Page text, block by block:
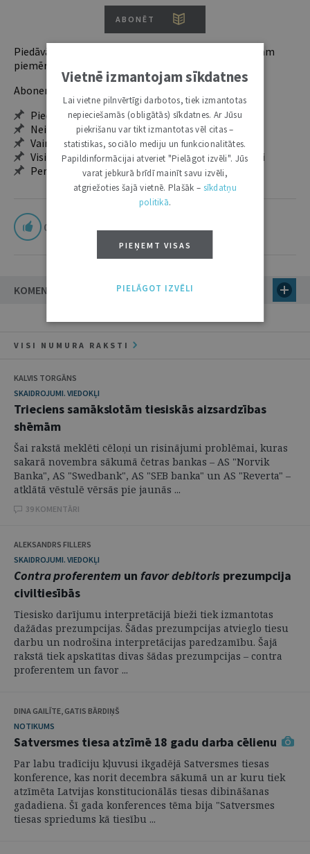
ABONĒT
Piedāvājam trīs abonementu veidus. Vienam lietotājam
piemērotākais ir "Mazais" (3, 6 un 12 mēnešiem).
Abonentu ieguvumi:
Pieeja jaunākajam izdevumam
Neierobežota pieeja arhīvam – 24 h/7 d.
Vairāk nekā 18 000 rakstu un 2000 autoru
Visi tematiskie numuri un ikgadējie grāmatžurnāli
Personalizētās iespējas – piezīmes, citāti, mapes
0
KOMENTĀRI
VISI NUMURA RAKSTI
KALVIS TORGĀNS
SKAIDROJUMI. VIEDOKĻI
Trieciens samākslotām tiesiskās aizsardzības
shēmām
Šai rakstā meklēti cēloņi un risinājumi problēmai, kuras
sakarā novembra sākumā četras bankas – AS "Norvik
Banka", AS "Swedbank", AS "SEB banka" un AS "Reverta" –
atklātā vēstulē vērsās pie jaunās ...
39 KOMENTĀRI
ALEKSANDRS FILLERS
SKAIDROJUMI. VIEDOKĻI
Contra proferentem un favor debitoris prezumpcija
civiltiesībās
Tiesisko darījumu interpretācijā bieži tiek izmantotas
dažādas prezumpcijas. Šādas prezumpcijas atvieglo tiesu
darbu un nodrošina interpretācijas paredzamību. Šajā
rakstā tiek apskatītas divas šādas prezumpcijas – contra
proferentem un favor ...
DINA GAILĪTE, GATIS BĀRDIŅŠ
NOTIKUMS
Satversmes tiesa atzīmē 18 gadu darba cēlienu
Par labu tradīciju kļuvusi ikgadējā Satversmes tiesas
konference, kas norit decembra sākumā un ar kuru tiek
atzīmēta Latvijas konstitucionālās tiesas dibināšanas
gadadiena. Šī gada konferences tēma bija "Satversmes
tiesas spriedums kā tiesību ...
Vietnē izmantojam sīkdatnes
Lai vietne pilnvērtīgi darbotos, tiek izmantotas
nepieciešamās (obligātās) sīkdatnes. Ar Jūsu
piekrišanu var tikt izmantotas vēl citas –
statistikas, sociālo mediju un funkcionalitātes.
Papildinformācijai atveriet "Pielāgot izvēli". Jūs
varat jebkurā brīdī mainīt savu izvēli,
atgriežoties šajā vietnē. Plašāk – sīkdatņu
politikā.
PIEŅEMT VISAS
PIELĀGOT IZVĒLI